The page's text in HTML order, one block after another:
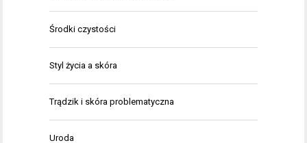
Środki czystości
Styl życia a skóra
Trądzik i skóra problematyczna
Uroda